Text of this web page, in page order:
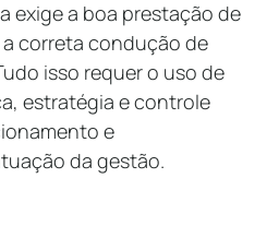
exige a boa prestação de
a correta condução de
isso requer o uso de
estratégia e controle
e
da gestão.